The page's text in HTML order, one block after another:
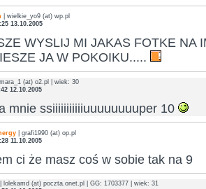
| wielkie_yo9 (at) wp.pl
13.10.2005
WYSLIJ MI JAKAS FOTKE NA
JA W POKOIKU.....
(at) o2.pl | wiek: 30
12.10.2005
mnie ssiiiiiiiiiiiuuuuuuuuper 10
| grafi1990 (at) op.pl
11.10.2005
ci że masz coś w sobie tak na 9
| lolekamd (at) poczta.onet.pl | GG: 1703377 | wiek: 31